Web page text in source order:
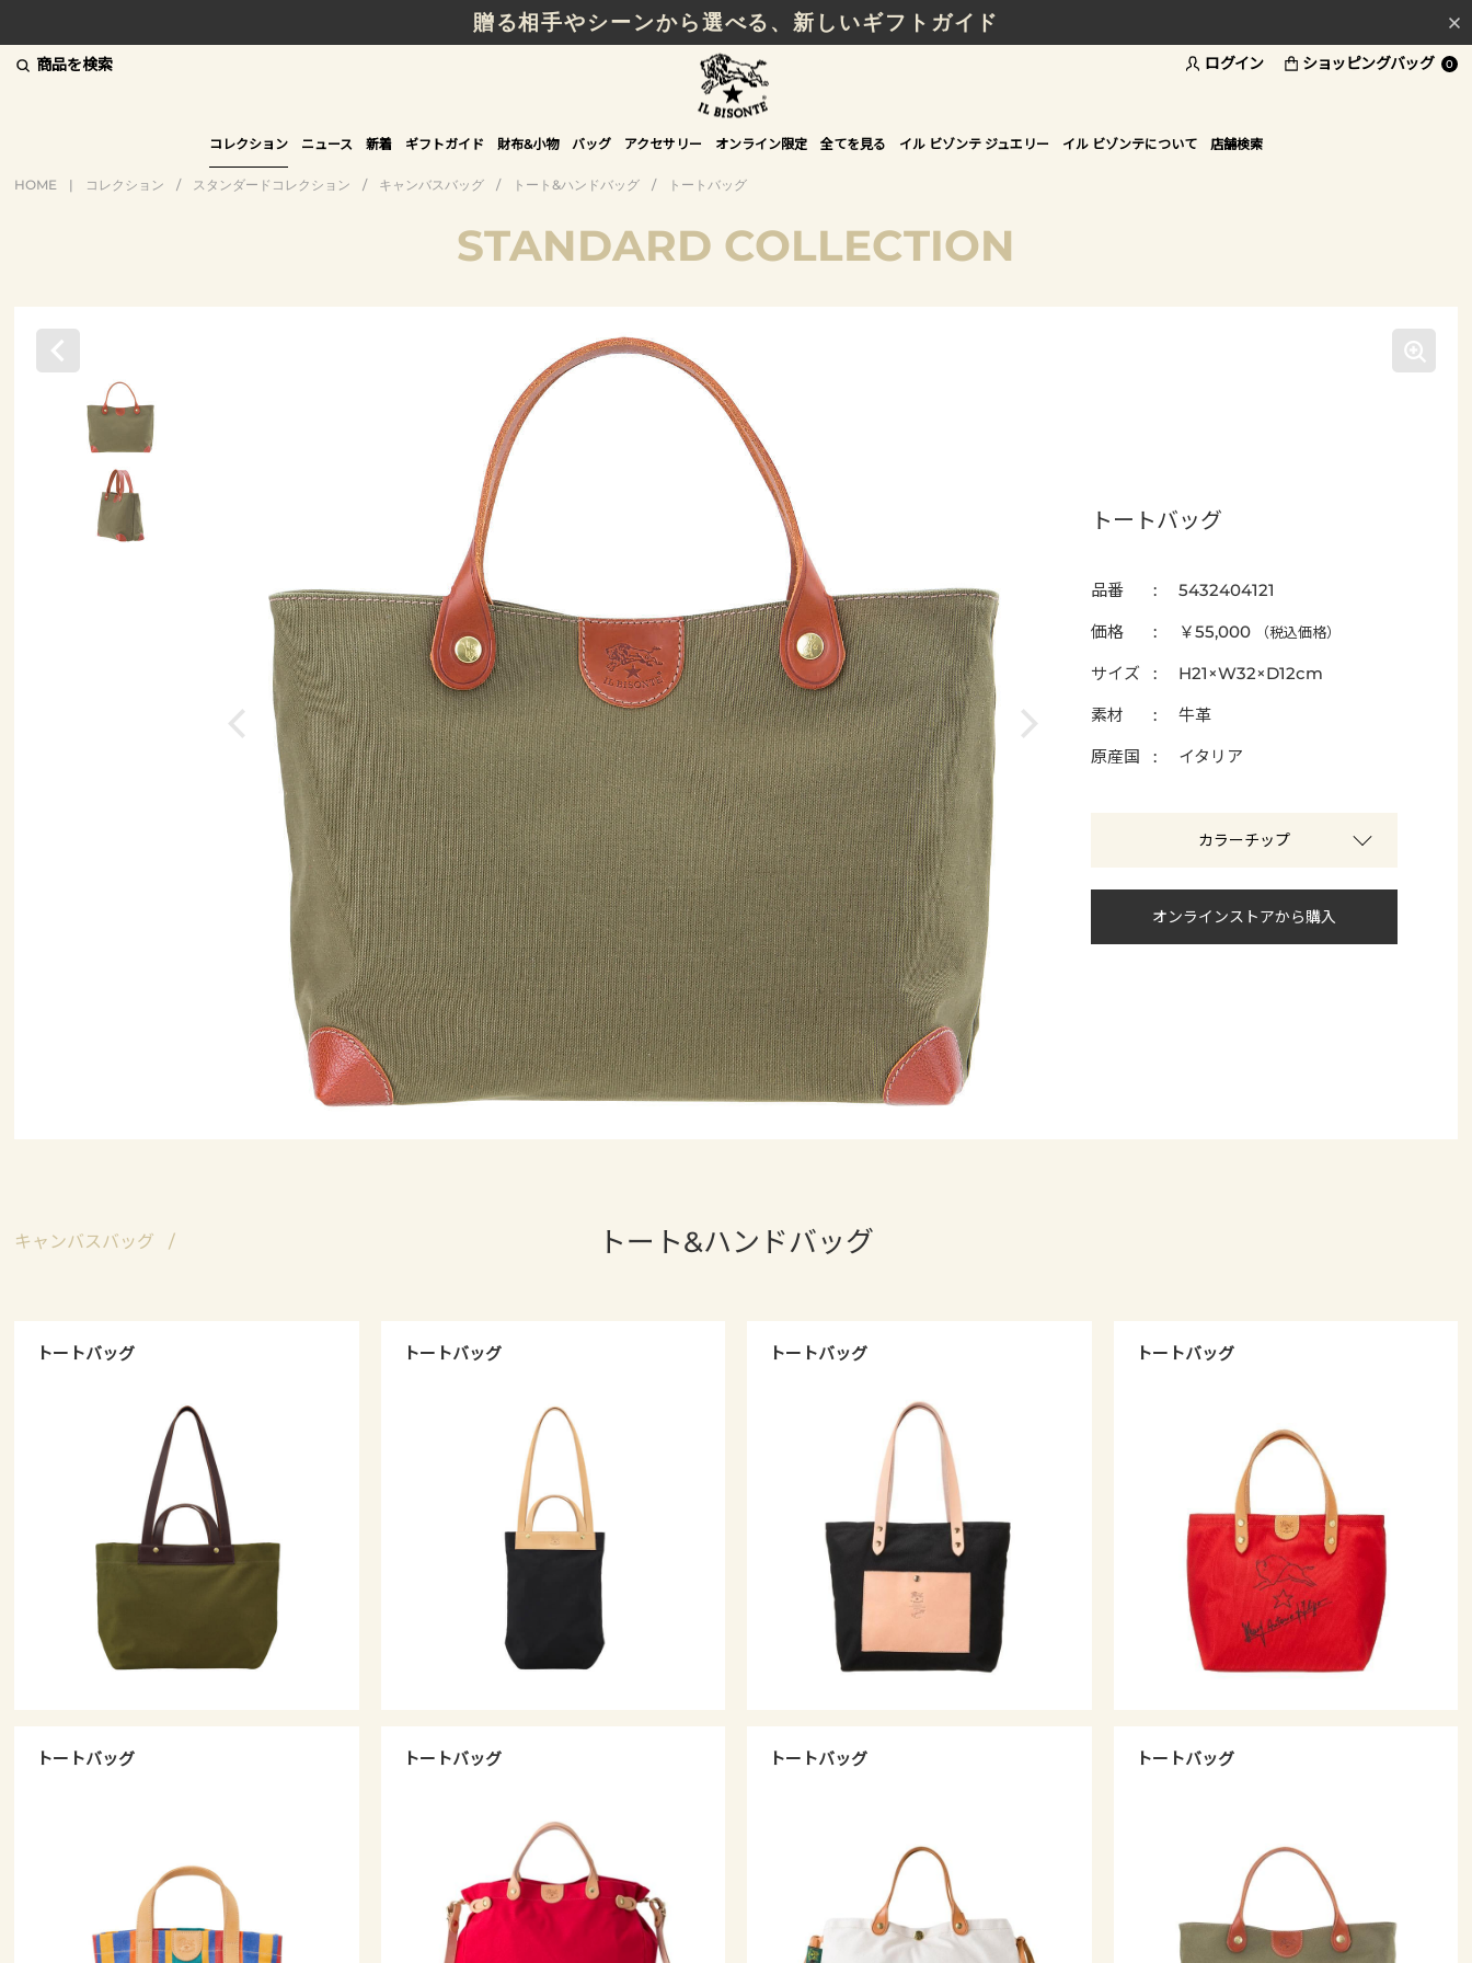
贈る相手やシーンから選べる、新しいギフトガイド
商品を検索 ログイン ショッピングバッグ 0
コレクション ニュース 新着 ギフトガイド 財布&小物 バッグ アクセサリー オンライン限定 全てを見る イル ビゾンテ ジュエリー イル ビゾンテについて 店舗検索
HOME | コレクション / スタンダードコレクション / キャンバスバッグ / トート&ハンドバッグ / トートバッグ
STANDARD COLLECTION
トートバッグ
品番
5432404121
価格
￥55,000 （税込価格）
サイズ
H21×W32×D12cm
素材
牛革
原産国
イタリア
カラーチップ
オンラインストアから購入
キャンバスバッグ トート&ハンドバッグ
トートバッグ トートバッグ トートバッグ トートバッグ
トートバッグ トートバッグ トートバッグ トートバッグ